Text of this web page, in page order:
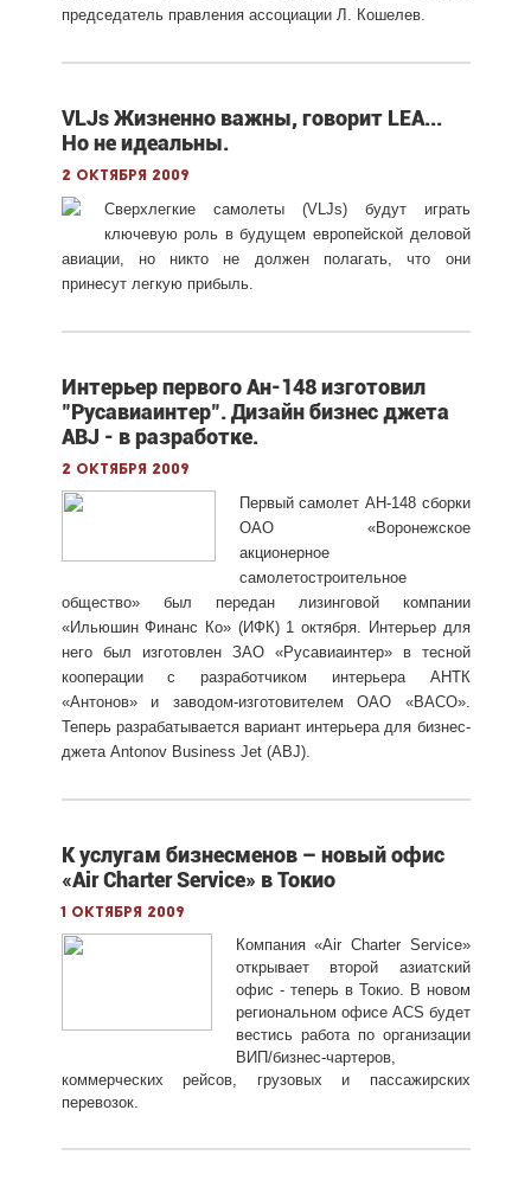
председатель правления ассоциации Л. Кошелев.
VLJs Жизненно важны, говорит LEA...
Но не идеальны.
2 октября 2009
Сверхлегкие самолеты (VLJs) будут играть
ключевую роль в будущем европейской деловой
авиации, но никто не должен полагать, что они
принесут легкую прибыль.
Интерьер первого Ан-148 изготовил
"Русавиаинтер". Дизайн бизнес джета
ABJ - в разработке.
2 октября 2009
Первый самолет АН-148 сборки
ОАО «Воронежское
акционерное
самолетостроительное
общество» был передан лизинговой компании
«Ильюшин Финанс Ко» (ИФК) 1 октября. Интерьер для
него был изготовлен ЗАО «Русавиаинтер» в тесной
кооперации с разработчиком интерьера АНТК
«Антонов» и заводом-изготовителем ОАО «ВАСО».
Теперь разрабатывается вариант интерьера для бизнес-
джета Antonov Business Jet (ABJ).
К услугам бизнесменов – новый офис
«Air Charter Service» в Токио
1 октября 2009
Компания «Air Charter Service»
открывает второй азиатский
офис - теперь в Токио. В новом
региональном офисе ACS будет
вестись работа по организации
ВИП/бизнес-чартеров,
коммерческих рейсов, грузовых и пассажирских
перевозок.